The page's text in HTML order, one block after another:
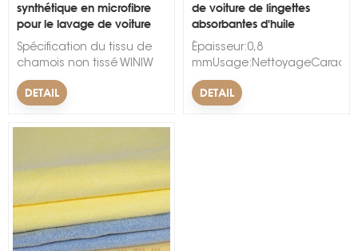
synthétique en microfibre
pour le lavage de voiture
Spécification du tissu de
chamois non tissé WINIW
Micro :Composition : 100%
polyamide.Poids : 280
g/m².Couleur : blanc,
rouge.Conditionnement :
rouleaux ou
paquets.Quantité
minimum de commande :
500 mètres.
DETAIL
de voiture de lingettes
absorbantes d'huile
Épaisseur:0,8
à l'abrasion, Doux,
ÉlastiqueLargeur:54/
DETAIL